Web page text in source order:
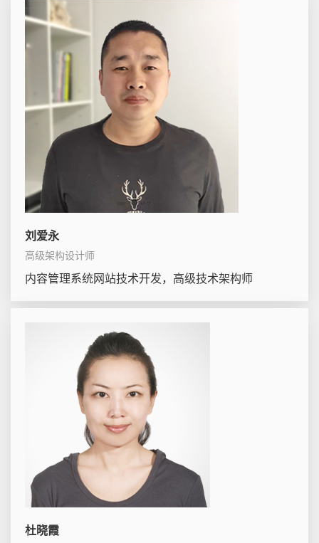
刘爱永
高级架构设计师
内容管理系统网站技术开发，高级技术架构师
杜晓霞